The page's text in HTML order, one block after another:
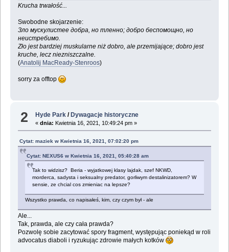
Krucha trwałość...
Swobodne skojarzenie:
Зло мускулистее добра, но тленно; добро беспомощно, но
неистребимо.
Zło jest bardziej muskularne niż dobro, ale przemijające; dobro jest
kruche, lecz niezniszczalne.
(Anatolij MacReady-Stenroos)
sorry za offtop
2 Hyde Park /Dywagacje historyczne
«dnia: Kwietnia 16, 2021, 10:49:24 pm »
Cytat: maziek w Kwietnia 16, 2021, 07:02:20 pm
Cytat: NEXUS6 w Kwietnia 16, 2021, 05:40:28 am
Tak to widzisz? Beria - wyjatkowej klasy lajdak, szef NKWD,
morderca, sadysta i seksualny predator, gorliwym destalinizatorem? W
sensie, ze chcial cos zmieniac na lepsze?
Wszystko prawda, co napisałeś, kim, czy czym był - ale
Ale...
Tak, prawda, ale czy cała prawda?
Pozwolę sobie zacytować spory fragment, występując poniekąd w roli
advocatus diaboli i ryzukując zdrowie małych kotków